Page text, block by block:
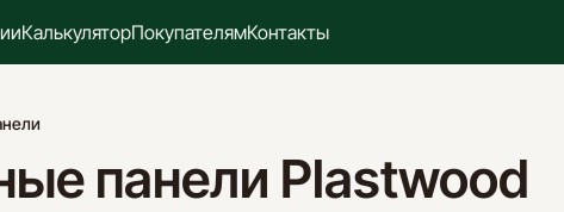
КалькуляторПокупателямКонтакты
панели Plastwood